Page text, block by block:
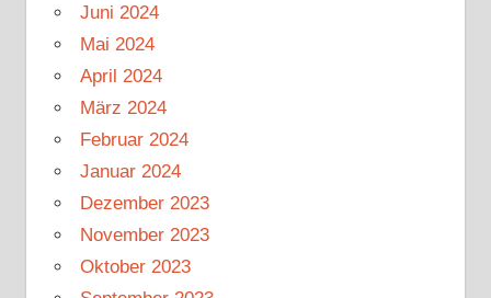
Juni 2024
Mai 2024
April 2024
März 2024
Februar 2024
Januar 2024
Dezember 2023
November 2023
Oktober 2023